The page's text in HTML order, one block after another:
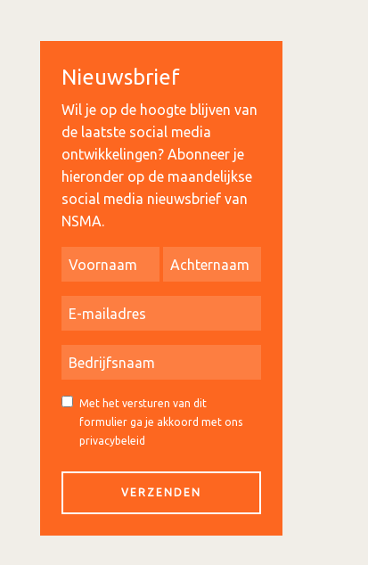
Nieuwsbrief
Wil je op de hoogte blijven van
de laatste social media
ontwikkelingen? Abonneer je
hieronder op de maandelijkse
social media nieuwsbrief van
NSMA.
Met het versturen van dit
formulier ga je akkoord met ons
privacybeleid